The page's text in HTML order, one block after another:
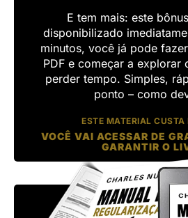
E tem mais: este
disponibilizado
minutos, você já pode
PDF e começar a explorar
perder tempo. Simples,
ponto – como
ESTE MATERIAL
VOCÊ VAI ACESSAR DE
GARANTIR O